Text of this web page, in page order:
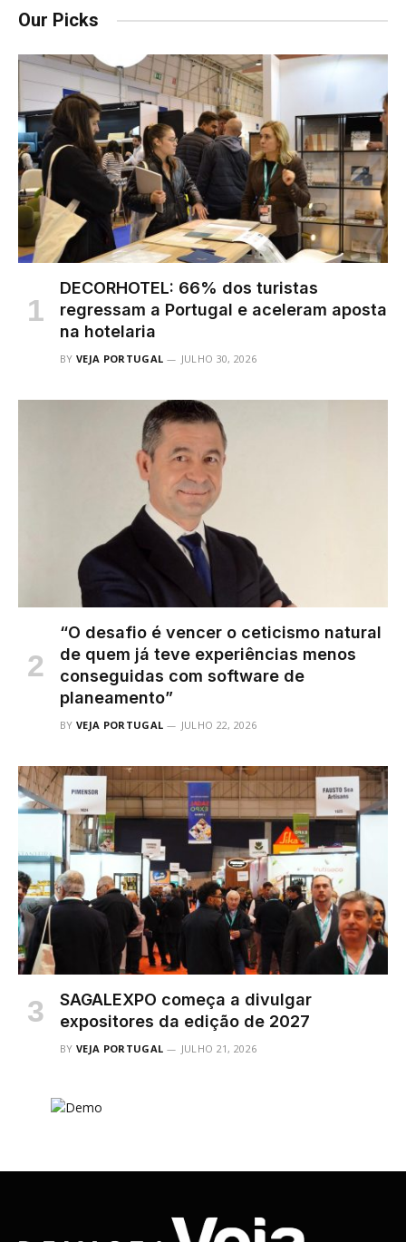
Our Picks
DECORHOTEL: 66% dos turistas
regressam a Portugal e aceleram aposta
na hotelaria
BY VEJA PORTUGAL JULHO 30, 2026
“O desafio é vencer o ceticismo natural
de quem já teve experiências menos
conseguidas com software de
planeamento”
BY VEJA PORTUGAL JULHO 22, 2026
SAGALEXPO começa a divulgar
expositores da edição de 2027
BY VEJA PORTUGAL JULHO 21, 2026